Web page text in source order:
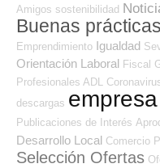
Amigos sostenibilidad
Buenas prácticas
Emprendimiento Igualdad
Orientación Laboral Fiscal
Profesionales ADL
descargas empresa
Publicaciones de Interés
Desarrollo Local Comercio
Selección Ofertas